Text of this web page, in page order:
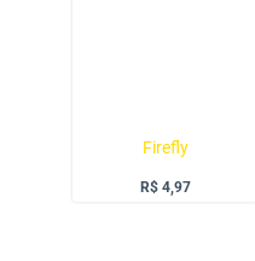
Firefly
R$ 4,97